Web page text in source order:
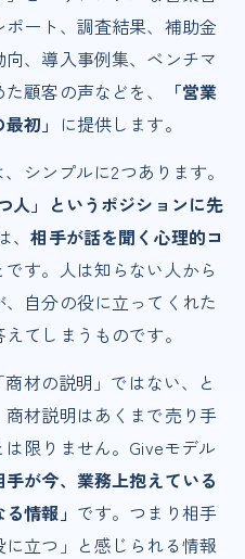
ート、調査結果、補助金
、導入事例集、ベンチマ
顧客の声などを、
「営業
初」 に提供します。
シンプルに2つあります。
人」というポジションに先
、相手が話を聞く心理的コ
です。人は知らない人から
自分の役に立ってくれた
てしまうものです。
材の説明」ではない、と
材説明はあくまで売り手
限りません。Giveモデル
手が今、業務上抱えている
情報」 です。つまり相手
立つ」と感じられる情報